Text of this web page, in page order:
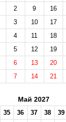
2 9
16
3 10
17
4 11
18
5 12
19
6 13
20
7 14 21
Май 2027
35 36 37 38
39